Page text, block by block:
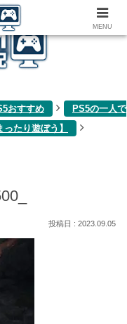
グ
おすすめ
PS5の一人で
たり遊ぼう】
2023.09.05
MENU